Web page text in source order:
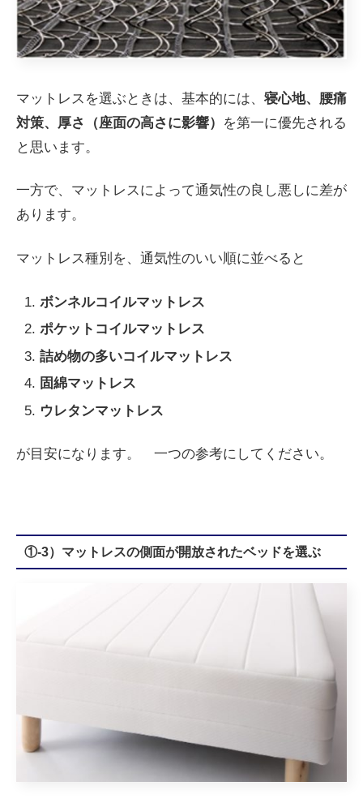
マットレスを選ぶときは、基本的には、 寝心地、 腰痛
対策、
厚さ（座面の高さに影響）
を第一に優先される
と思います。
一方で、マットレスによって通気性の良し悪しに差が
あります。
マットレス種別を、通気性のいい順に並べると
ボンネルコイルマットレス
ポケットコイルマットレス
詰め物の多いコイルマットレス
固綿マットレス
ウレタンマットレス
が目安になります。 一つの参考にしてください。
①-3）マットレスの側面が開放されたベッドを選ぶ